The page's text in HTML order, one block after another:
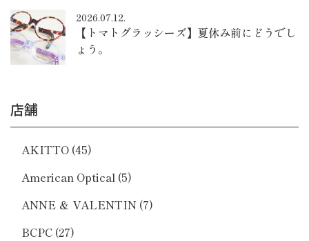
2026.07.12.
【トマトグラッシーズ】夏休み前にどうでし
ょう。
店舗
AKITTO (45)
American Optical (5)
ANNE ＆ VALENTIN (7)
BCPC (27)